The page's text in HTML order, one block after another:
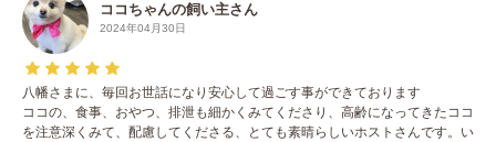
ココちゃんの飼い主さん
2024年04月30日
八幡さまに、毎回お世話になり安心して過ごす事ができております
ココの、食事、おやつ、排泄も細かくみてくださり、高齢になってきたココ
を注意深くみて、配慮してくださる、とても素晴らしいホストさんです。い